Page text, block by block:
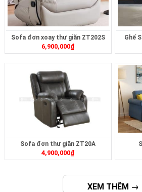
Sofa đơn xoay thư giãn ZT202S
6,900,000₫
Ghế
Sofa đơn thư giãn ZT20A
4,900,000₫
XEM THÊM →